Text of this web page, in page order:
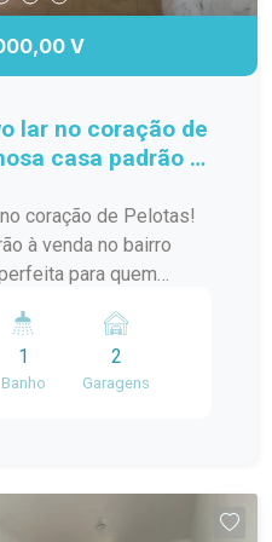
V
lar no coração de
casa padrão à
é a
para quem
Com
você
coração de Pelotas!
à venda no bairro
para quem
estará a poucos
como
lojas e escolas. A
um ambiente
é ideal para receber
1
Banho
2
Garagens